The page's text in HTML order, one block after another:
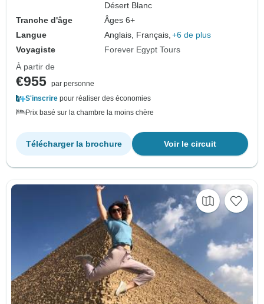
Désert Blanc
Tranche d'âge
Âges 6+
Langue
Anglais, Français, +6 de plus
Voyagiste
Forever Egypt Tours
À partir de
€955 par personne
S'inscrire pour réaliser des économies
Prix basé sur la chambre la moins chère
Voir le circuit
Télécharger la brochure